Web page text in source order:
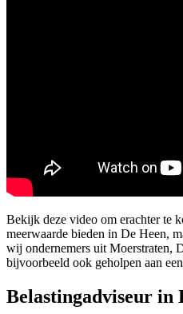
Bekijk deze video om erachter te
meerwaarde bieden in De Heen,
wij ondernemers uit Moerstraten,
bijvoorbeeld ook geholpen aan
Belastingadviseur in